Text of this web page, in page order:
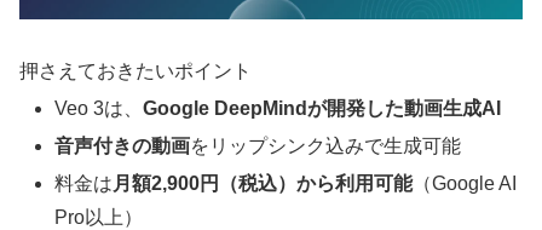
押さえておきたいポイント
Veo 3は、Google DeepMindが開発した動画生成AI
音声付きの動画をリップシンク込みで生成可能
料金は 月額2,900円（税込）から利用可能（Google AI
Pro以上）